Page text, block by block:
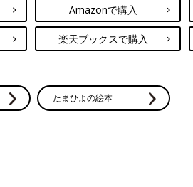
Amazonで購入
楽天ブックスで購入
たまひよの絵本